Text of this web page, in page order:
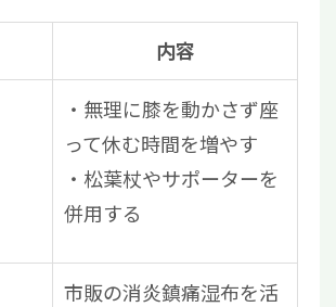
内容
無理に膝を動かさず座
って休む時間を増やす
松葉杖やサポーターを
併用する
市販の消炎鎮痛湿布を活